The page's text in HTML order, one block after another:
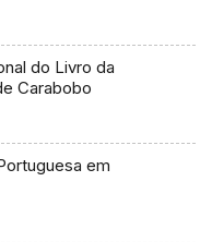
do Livro da
Carabobo
em